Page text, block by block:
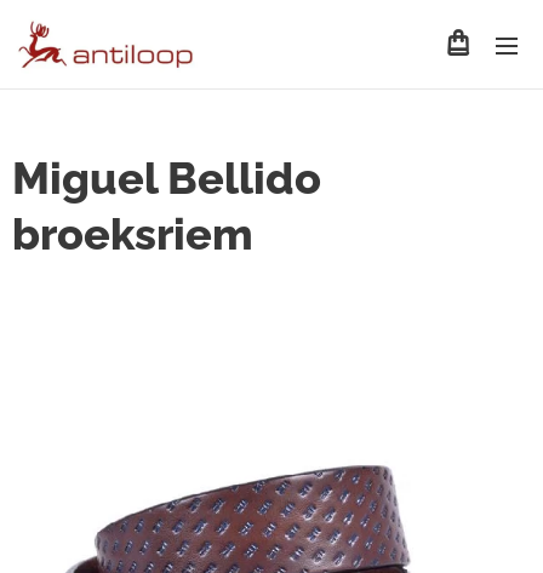
Miguel Bellido
broeksriem